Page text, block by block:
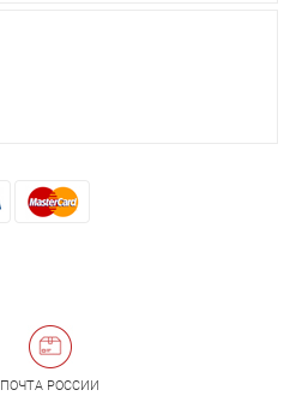
ПОЧТА РОССИИ